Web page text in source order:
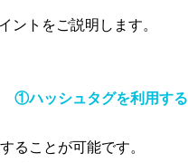
ントをご説明します。
①ハッシュタグを利用する
ることが可能です。